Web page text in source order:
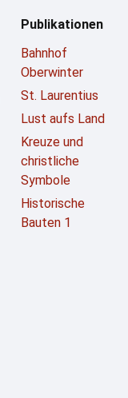
Publikationen
Bahnhof
Oberwinter
St. Laurentius
Lust aufs Land
Kreuze und
christliche
Symbole
Historische
Bauten 1